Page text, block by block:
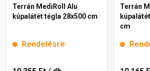
Terrán MediRoll Alu
kúpalátét tégla 28x500 cm
Rendelésre
Terrán
cm